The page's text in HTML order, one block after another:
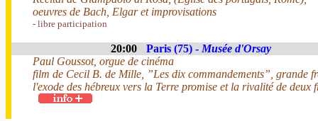
oeuvres de Bach, Elgar et improvisations
- libre participation
20:00 Paris (75) - Musée d'Orsay
Paul Goussot, orgue de cinéma
film de Cecil B. de Mille, ”Les dix commandements”, grande
l'exode des hébreux vers la Terre promise et la rivalité de deux